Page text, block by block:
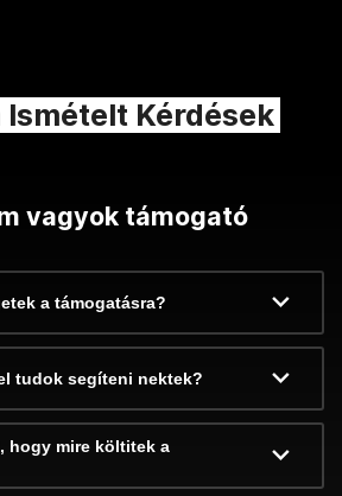
Ismételt Kérdések
vagyok támogató
a támogatásra?
tudok segíteni nektek?
hogy mire költitek a